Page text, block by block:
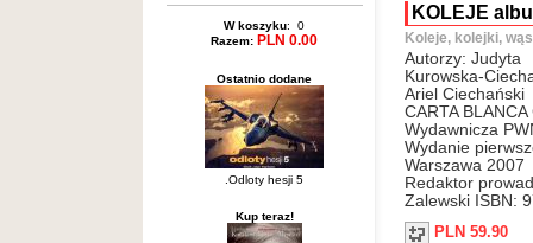
W koszyku: 0
Razem: PLN 0.00
Ostatnio dodane
.Odloty hesji 5
Kup teraz!
KOLEJE
Koleje, kolejki,
Autorzy: Judyta
Kurowska-
Ariel Ciechański
CARTA BLANCA
Wydawnicza
Wydanie
Warszawa 2007
Redaktor
Zalewski ISBN:
PLN 59.90